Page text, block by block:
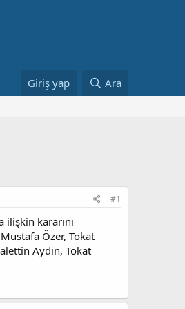
Giriş yap Ara
#1
ilişkin kararını
Özer, Tokat
Aydın, Tokat